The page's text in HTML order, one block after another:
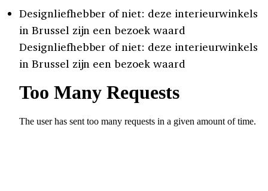
Designliefhebber of niet: deze interieurwinkels
in Brussel zijn een bezoek waard
Designliefhebber of niet: deze interieurwinkels
in Brussel zijn een bezoek waard